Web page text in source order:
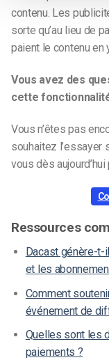
contenu. Les
sorte qu’au lieu de
paient le contenu en
Vous avez des
cette
Vous n’êtes pas
souhaitez l’essayer
vous dès
Ressources
Dacast génère-t-
et les
Comment
événement de
Quelles sont les
paiements ?